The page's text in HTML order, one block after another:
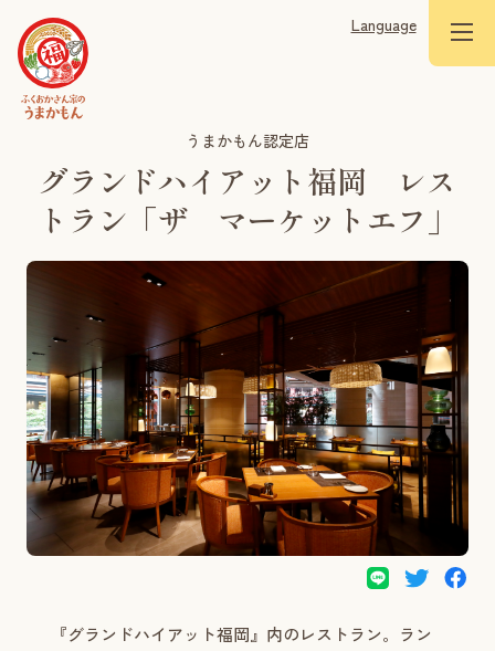
Language
うまかもん認定店
グランドハイアット福岡 レス
トラン「ザ マーケットエフ」
『グランドハイアット福岡』内のレストラン。ラン